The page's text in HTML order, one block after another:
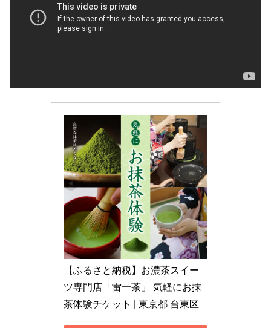
【ふるさと納税】お濃茶スイー
ツ専門店「雷一茶」 気軽にお抹
茶体験チケット | 東京都 台東区